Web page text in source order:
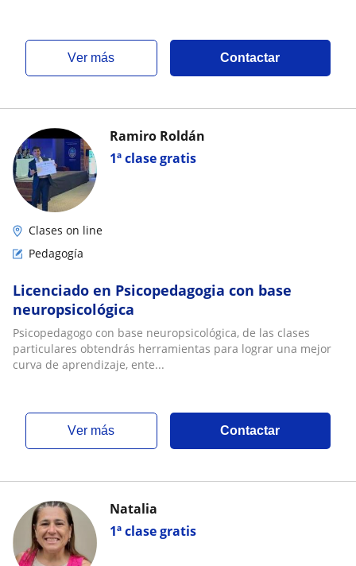
ver más Contactar
1ª clase gratis
Ramiro Roldán
Clases on line
Pedagogía
Licenciado en Psicopedagogia con base
neuropsicológica
Psicopedagogo con base neuropsicológica, de las clases
particulares obtendrás herramientas para lograr una mejor
curva de aprendizaje, ente...
ver más Contactar
1ª clase gratis
Natalia